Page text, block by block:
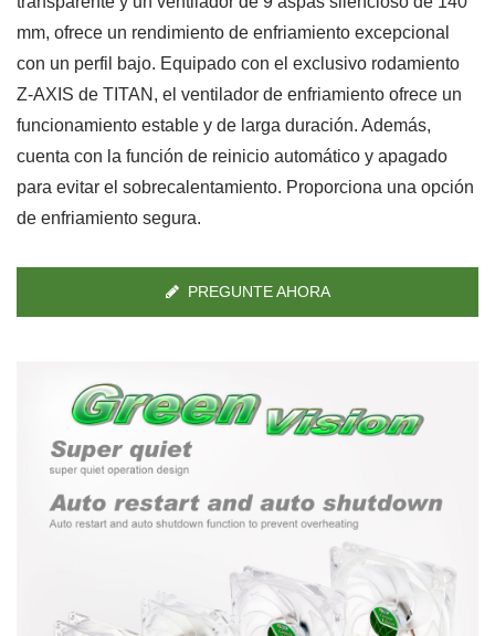
mm, ofrece un rendimiento de enfriamiento excepcional
con un perfil bajo. Equipado con el exclusivo rodamiento
Z-AXIS de TITAN, el ventilador de enfriamiento ofrece un
funcionamiento estable y de larga duración. Además,
cuenta con la función de reinicio automático y apagado
para evitar el sobrecalentamiento. Proporciona una opción
de enfriamiento segura.
PREGUNTE AHORA